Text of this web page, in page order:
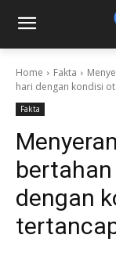
Home Fakta
hari dengan kondisi
Fakta
dengan